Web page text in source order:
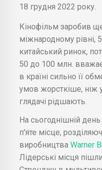
18 грудня 2022 року.
Кінофільм заробив
міжнародному рівні,
китайський ринок,
50 до 100 млн.
в країні сильно її
умов жорсткіше, ніж у
глядачі рідшають.
На сьогоднішній
п'яте місце,
виробництва Warner
Лідерські місця